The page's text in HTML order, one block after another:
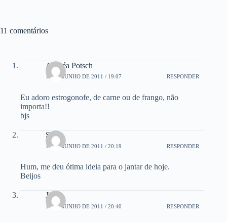
11 comentários
Andréa Potsch
16 DE JUNHO DE 2011 / 19:07 RESPONDER
Eu adoro estrogonofe, de carne ou de frango, não
importa!!
bjs
Sonia
16 DE JUNHO DE 2011 / 20:19 RESPONDER
Hum, me deu ótima ideia para o jantar de hoje.
Beijos
Josy
16 DE JUNHO DE 2011 / 20:40 RESPONDER